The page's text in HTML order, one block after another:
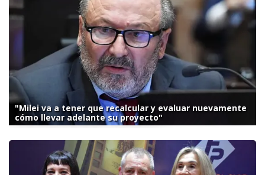
"Milei va a tener que recalcular y evaluar nuevamente
cómo llevar adelante su proyecto"